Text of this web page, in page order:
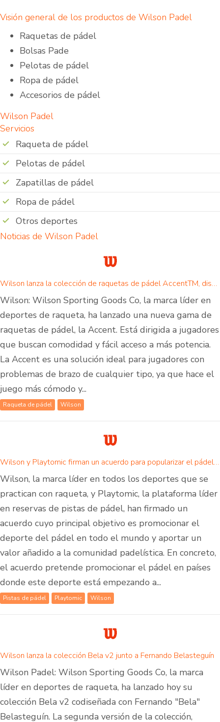
Visión general de los productos de Wilson Padel
Raquetas de pádel
Bolsas Pade
Pelotas de pádel
Ropa de pádel
Accesorios de pádel
Wilson Padel
Servicios
Raqueta de pádel
Pelotas de pádel
Zapatillas de pádel
Ropa de pádel
Otros deportes
Noticias de Wilson Padel
Wilson lanza la colección de raquetas de pádel AccentTM, diseñada específicamente para golpear sin esfuerzo
Wilson: Wilson Sporting Goods Co, la marca líder en
deportes de raqueta, ha lanzado una nueva gama de
raquetas de pádel, la Accent. Está dirigida a jugadores
que buscan comodidad y fácil acceso a más potencia.
La Accent es una solución ideal para jugadores con
problemas de brazo de cualquier tipo, ya que hace el
juego más cómodo y...
Raqueta de pádel Wilson
Wilson y Playtomic firman un acuerdo para popularizar el pádel en todo el mundo
Wilson, la marca líder en todos los deportes que se
practican con raqueta, y Playtomic, la plataforma líder
en reservas de pistas de pádel, han firmado un
acuerdo cuyo principal objetivo es promocionar el
deporte del pádel en todo el mundo y aportar un
valor añadido a la comunidad padelística. En concreto,
el acuerdo pretende promocionar el pádel en países
donde este deporte está empezando a...
Pistas de pádel Playtomic Wilson
Wilson lanza la colección Bela v2 junto a Fernando Belasteguín
Wilson Padel: Wilson Sporting Goods Co, la marca
líder en deportes de raqueta, ha lanzado hoy su
colección Bela v2 codiseñada con Fernando "Bela"
Belasteguín. La segunda versión de la colección,